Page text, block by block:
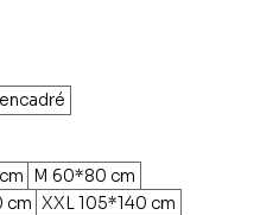
M 60*80 cm
cm XXL 105*140 cm